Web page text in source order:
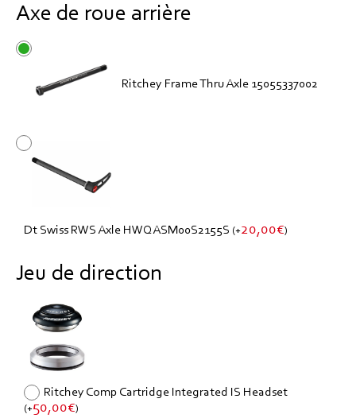
Axe de roue arrière
Ritchey Frame Thru Axle 15055337002
Dt Swiss RWS Axle HWQASM00S2155S (+20,00€)
Jeu de direction
Ritchey Comp Cartridge Integrated IS Headset
(+50,00€)